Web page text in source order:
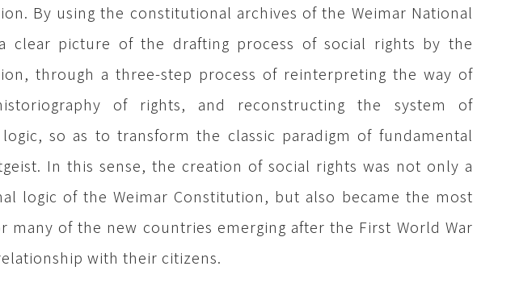
By using the constitutional archives of the Weimar National
clear picture of the drafting process of social rights by the
through a three-step process of reinterpreting the way of
of rights, and reconstructing the system of
so as to transform the classic paradigm of fundamental
In this sense, the creation of social rights was not only a
logic of the Weimar Constitution, but also became the most
of the new countries emerging after the First World War
with their citizens.